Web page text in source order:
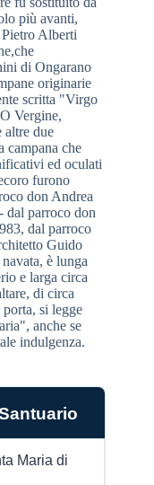
più avanti,
Alberti
di Ongarano
originarie
scritta "Virgo
Vergine,
altre due
campana che
ed oculati
furono
don Andrea
dal parroco don
dal parroco
Guido
è lunga
e larga circa
di circa
si legge
anche se
indulgenza.
Maria di